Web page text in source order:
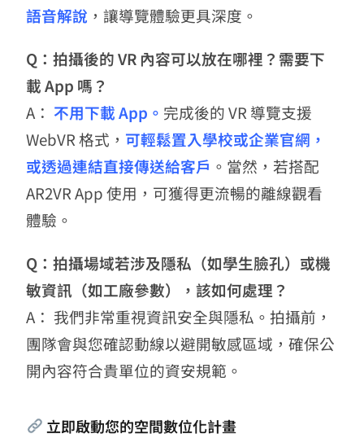
語音解說 ，讓導覽體驗更具深度。
Q：拍攝後的 VR 內容可以放在哪裡？需要下
載 App 嗎？
A： 不用下載 App。 完成後的 VR 導覽支援
WebVR 格式， 可輕鬆置入學校或企業官網，
或透過連結直接傳送給客戶 。當然，若搭配
AR2VR App 使用，可獲得更流暢的離線觀看
體驗。
Q：拍攝場域若涉及隱私（如學生臉孔）或機
敏資訊（如工廠參數），該如何處理？
A： 我們非常重視資訊安全與隱私。拍攝前，
團隊會與您確認動線以避開敏感區域，確保公
開內容符合貴單位的資安規範。
立即啟動您的空間數位化計畫